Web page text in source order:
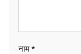
नाम *